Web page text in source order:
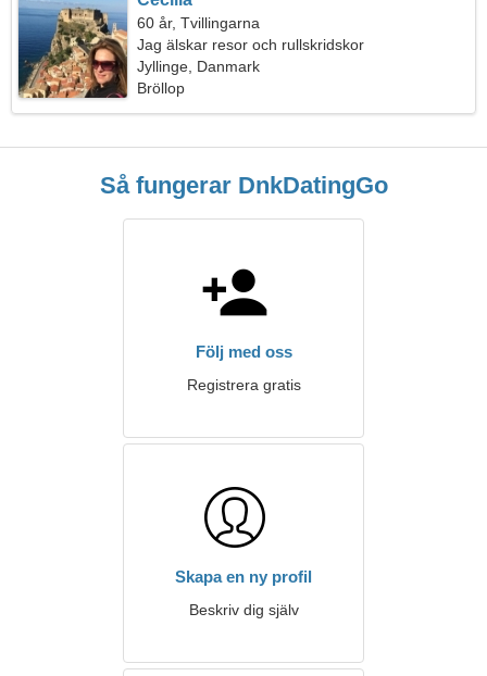
60 år, Tvillingarna
Jag älskar resor och rullskridskor
Jyllinge, Danmark
Bröllop
Så fungerar DnkDatingGo
Följ med oss
Registrera gratis
Skapa en ny profil
Beskriv dig själv